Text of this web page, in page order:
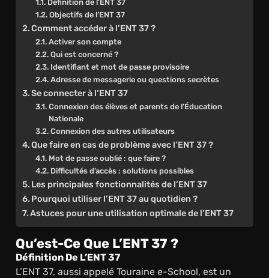
Définition de l’ENT 37
Objectifs de l’ENT 37
Comment accéder à l’ENT 37 ?
Activer son compte
Qui est concerné ?
Identifiant et mot de passe provisoire
Adresse de messagerie ou questions secrètes
Se connecter à l’ENT 37
Connexion des élèves et parents de l’Éducation
Nationale
Connexion des autres utilisateurs
Que faire en cas de problème avec l’ENT 37 ?
Mot de passe oublié : que faire ?
Difficultés d’accès : solutions possibles
Les principales fonctionnalités de l’ENT 37
Pourquoi utiliser l’ENT 37 au quotidien ?
Astuces pour une utilisation optimale de l’ENT 37
Qu’est-Ce Que L’ENT 37 ?
Définition De L’ENT 37
L’ENT 37, aussi appelé Touraine e-School, est un